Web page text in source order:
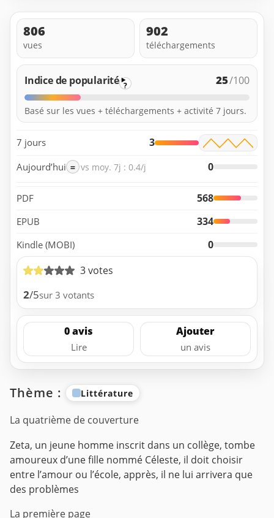
806
vues
902
téléchargements
Indice de popularité ? 25/100
Basé sur les vues + téléchargements + activité 7 jours.
7 jours 3
Aujourd’hui = vs moy. 7j : 0.4/j 0
PDF 568
EPUB 334
Kindle (MOBI)
0
3 votes
2/5sur 3 votants
0 avis
Lire
Ajouter
un avis
Thème : Littérature
La quatrième de couverture
Zeta, un jeune homme inscrit dans un collège, tombe
amoureux d’une fille nommé Céleste, il doit choisir
entre l’amour ou l’école, apprès, il ne lui arrivera que
des problèmes
La première page